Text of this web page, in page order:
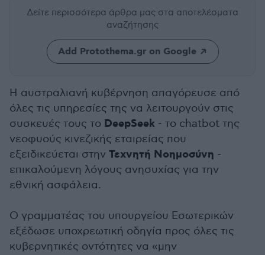
Δείτε περισσότερα άρθρα μας στα αποτελέσματα
αναζήτησης
Add Protothema.gr on Google
Η αυστραλιανή κυβέρνηση απαγόρευσε από
όλες τις υπηρεσίες της να λειτουργούν στις
συσκευές τους το DeepSeek - το chatbot της
νεοφυούς κινεζικής εταιρείας που
εξειδικεύεται στην Τεχνητή Νοημοσύνη -
επικαλούμενη λόγους ανησυχίας για την
εθνική ασφάλεια.
Ο γραμματέας του υπουργείου Εσωτερικών
εξέδωσε υποχρεωτική οδηγία προς όλες τις
κυβερνητικές οντότητες να «μην